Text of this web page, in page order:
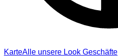
KarteAlle unsere Look Geschäfte